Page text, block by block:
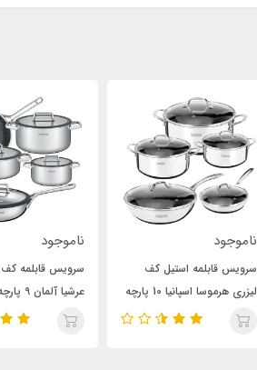
ناموجود
سرویس قابلمه کف لیزری
عرشیا آلمان 9 پارچه 2025
ناموجود
پارچه فلت